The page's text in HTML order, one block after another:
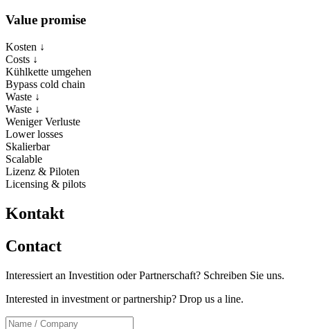
Value promise
Kosten ↓
Costs ↓
Kühlkette umgehen
Bypass cold chain
Waste ↓
Waste ↓
Weniger Verluste
Lower losses
Skalierbar
Scalable
Lizenz & Piloten
Licensing & pilots
Kontakt
Contact
Interessiert an Investition oder Partnerschaft? Schreiben Sie uns.
Interested in investment or partnership? Drop us a line.